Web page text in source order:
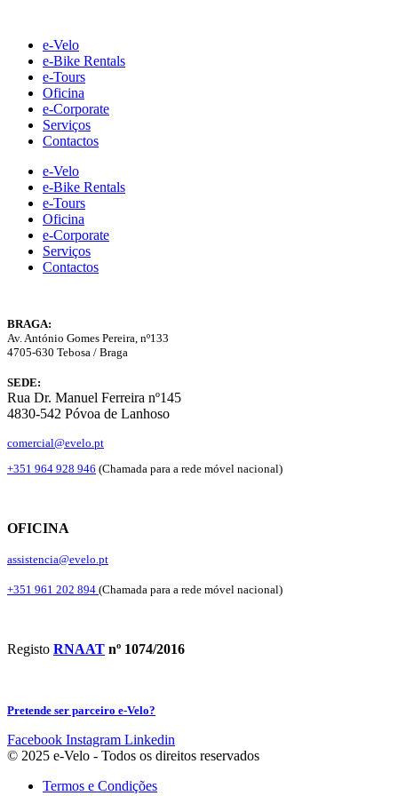
contente-Velo
e-Bike Rentals
e-Tours
Oficina
e-Corporate
Serviços
Contactos
e-Velo
e-Bike Rentals
e-Tours
Oficina
e-Corporate
Serviços
Contactos
BRAGA:
Av. António Gomes Pereira, nº133
4705-630 Tebosa / Braga
SEDE:
Rua Dr. Manuel Ferreira nº145
4830-542 Póvoa de Lanhoso
comercial@evelo.pt
+351 964 928 946 (Chamada para a rede móvel nacional)
OFICINA
assistencia@evelo.pt
+351 961 202 894 (Chamada para a rede móvel nacional)
Registo RNAAT nº 1074/2016
Pretende ser parceiro e-Velo?
Facebook Instagram Linkedin
© 2025 e-Velo - Todos os direitos reservados
Termos e Condições